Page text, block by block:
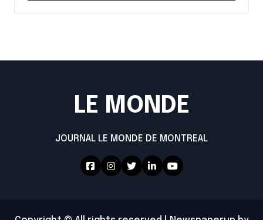
LE MONDE
JOURNAL LE MONDE DE MONTREAL